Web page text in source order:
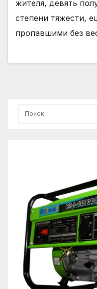
жителя, девять
степени тяжести,
пропавшими без